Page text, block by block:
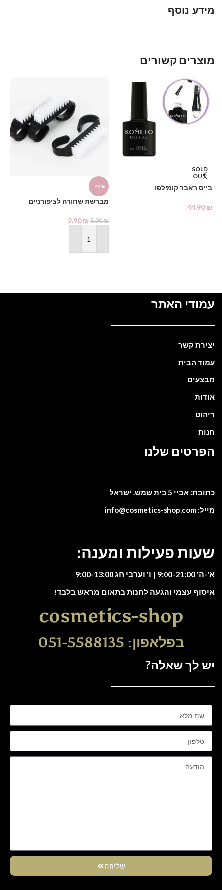
מידע נוסף
מוצרים קשורים
SOLD
OUT
בייס ראבר קומילפו
44.90₪
-42%
מברשת שחורה לציפורניים
5.00₪
2.90₪
הוספה לסל
עמודי האתר
יצירת קשר
עמוד הבית
מבצעים
אודות
ריהוט
חנות
הפרטים שלנו
כתובת: אביי 5 בית שמש. ישראל
מייל: info@cosmetics-shop.com
שעות פעילות ומענה:
א'-ה' 9:00-21:00 | ו' וערבי חג 9:00-13:00
איסוף עצמי והגעה לחנות בתאום מראש בלבד!
cosmetics-shop
בפלאפון: 051-5588135
יש לך שאלה?
שליחה